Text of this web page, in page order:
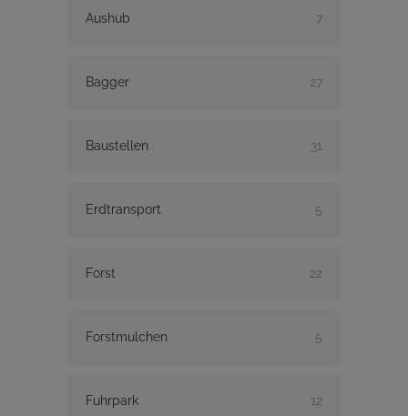
Aushub 7
Bagger 27
Baustellen 31
Erdtransport 5
Forst 22
Forstmulchen 5
Fuhrpark 12